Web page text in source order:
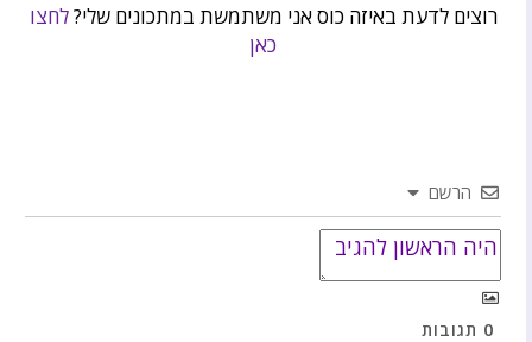
רוצים לדעת באיזה כוס אני משתמשת במתכונים שלי?לחצו
כאן
הרשם
0 תגובות